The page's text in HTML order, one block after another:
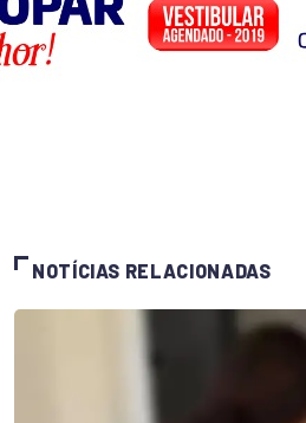
NOTÍCIAS RELACIONADAS